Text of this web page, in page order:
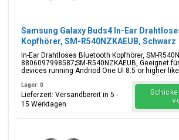
Samsung Galaxy Buds4 In-Ear
Kopfhörer, SM-R540NZKAEUB, Schwarz
In-Ear Drahtloses Bluetooth Kopfhörer, SM-
8806097998587;SM-R540NZKAEUB, Geeignet
devices running Andriod One UI 8.5 or higher
Lager: 0
Lieferzeit: Versandbereit in 5 -
15 Werktagen